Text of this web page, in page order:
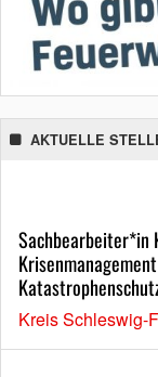
AKTUELLE
Sachbearbeiter*in
Kreis Schleswig-